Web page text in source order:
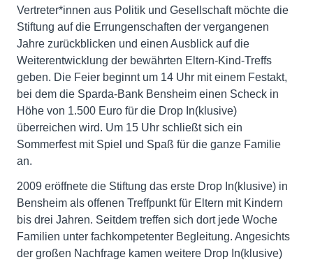
Vertreter*innen aus Politik und Gesellschaft möchte die
Stiftung auf die Errungenschaften der vergangenen
Jahre zurückblicken und einen Ausblick auf die
Weiterentwicklung der bewährten Eltern-Kind-Treffs
geben. Die Feier beginnt um 14 Uhr mit einem Festakt,
bei dem die Sparda-Bank Bensheim einen Scheck in
Höhe von 1.500 Euro für die Drop In(klusive)
überreichen wird. Um 15 Uhr schließt sich ein
Sommerfest mit Spiel und Spaß für die ganze Familie
an.
2009 eröffnete die Stiftung das erste Drop In(klusive) in
Bensheim als offenen Treffpunkt für Eltern mit Kindern
bis drei Jahren. Seitdem treffen sich dort jede Woche
Familien unter fachkompetenter Begleitung. Angesichts
der großen Nachfrage kamen weitere Drop In(klusive)